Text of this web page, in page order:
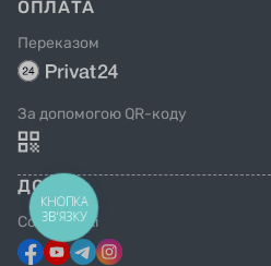
ОПЛАТА
Переказом
За допомогою QR-коду
ДОВІРА
Соцмережі